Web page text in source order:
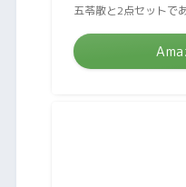
五苓散と2点セットで